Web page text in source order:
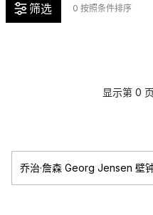
也在国际设计界赢得了声誉，成为了
筛选 0 按照条件排序
显示第 0
乔治·詹森 Georg Jensen 壁